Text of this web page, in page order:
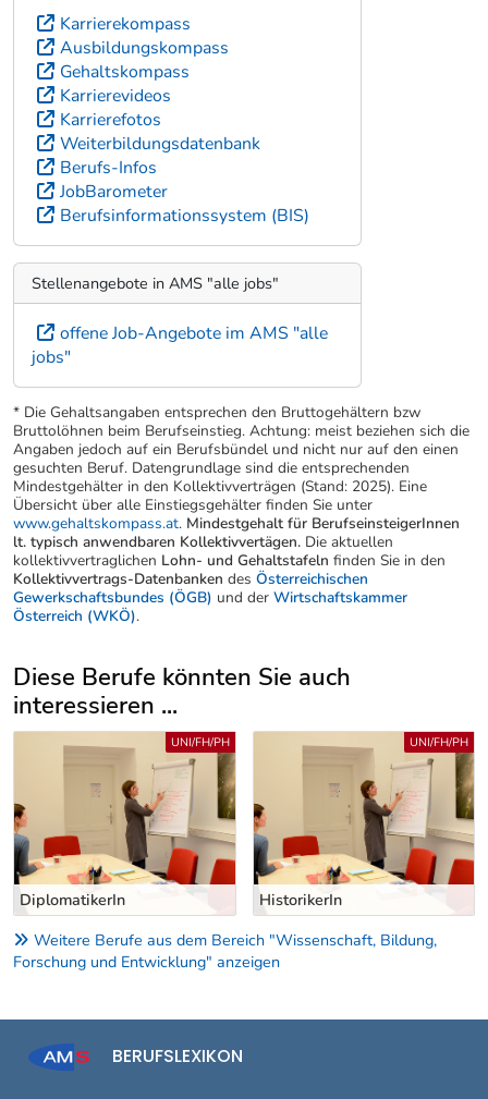
Karrierekompass
Ausbildungskompass
Gehaltskompass
Karrierevideos
Karrierefotos
Weiterbildungsdatenbank
Berufs-Infos
JobBarometer
Berufsinformationssystem (BIS)
Stellenangebote in AMS "alle jobs"
offene Job-Angebote im AMS "alle
jobs"
* Die Gehaltsangaben entsprechen den Bruttogehältern bzw
Bruttolöhnen beim Berufseinstieg. Achtung: meist beziehen sich die
Angaben jedoch auf ein Berufsbündel und nicht nur auf den einen
gesuchten Beruf. Datengrundlage sind die entsprechenden
Mindestgehälter in den Kollektivverträgen (Stand: 2025). Eine
Übersicht über alle Einstiegsgehälter finden Sie unter
www.gehaltskompass.at. Mindestgehalt für BerufseinsteigerInnen
lt. typisch anwendbaren Kollektivvertägen. Die aktuellen
kollektivvertraglichen Lohn- und Gehaltstafeln finden Sie in den
Kollektivvertrags-Datenbanken des Österreichischen
Gewerkschaftsbundes (ÖGB) und der Wirtschaftskammer
Österreich (WKÖ).
Diese Berufe könnten Sie auch
interessieren ...
Uber weitere Berufsvorschläge
HistorikerIn
UNI/FH/PH
Genealoge/Genealogin
UNI/FH/PH
Weitere Berufe aus dem Bereich "Wissenschaft, Bildung,
Forschung und Entwicklung" anzeigen
BERUFSLEXIKON